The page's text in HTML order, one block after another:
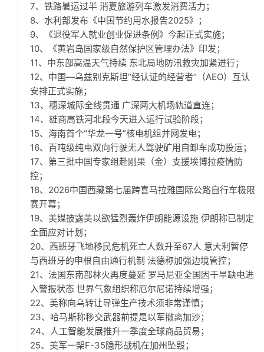
7、铁路暑运过半 消夏旅游列车激发消费活力；
8、水利部发布《中国节约用水报告2025》；
9、《退役军人就业创业促进条例》今起正式实施；
10、《黄岩岛国家级自然保护区管理办法》印发；
11、中东部高温天气持续 东北局地防汛救灾加紧进行；
12、中国—乌兹别克斯坦“经认证的经营者”（AEO）互认
安排正式实施；
13、穗深城际全线贯通 广深两大机场轨道直连；
14、雄商高铁河北段今天进入运行试验阶段；
15、海南首个“华龙一号”核电机组并网发电；
16、百吨级纯电双向行驶无人驾驶矿用自卸车成功投运；
17、第三批中国专家组赴刚果（金）支援埃博拉疫情防
控；
18、2026中国西藏第七届跨喜马拉雅国际公路自行车极限
赛开幕；
19、美媒披露美以欲猛烈轰炸伊朗能源设施 伊朗称已制定
全面应对计划；
20、西班牙飞地移民危机死亡人数升至67人 意大利暂停
与西班牙的申根自由通行机制 法德称加强边境管控；
21、法国东南部林火再度蔓延 罗马尼亚全国因干旱缺电进
入警报状态 世界气象组织称厄尔尼诺持续增强；
22、美称向乌转让导弹生产技术须非常谨慎；
23、哈马斯称移交武器前提是以军撤离加沙；
24、人工智能发展推升一季度全球商品贸易；
25、美军一架F-35隐形战机在加州坠毁；